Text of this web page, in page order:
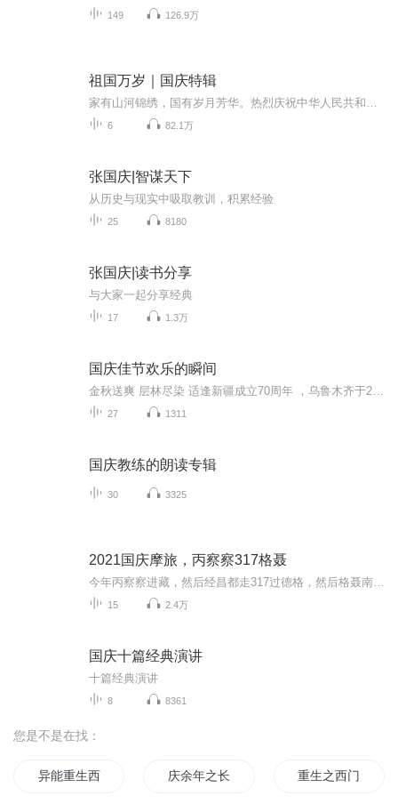
149 126.9万
祖国万岁｜国庆特辑
6 82.1万
张国庆|智谋天下
从历史与现实中吸取教训，积累经验
25 8180
张国庆|读书分享
与大家一起分享经典
17 1.3万
国庆佳节欢乐的瞬间
27 1311
国庆教练的朗读专辑
30 3325
2021国庆摩旅，丙察察317格聂
15 2.4万
国庆十篇经典演讲
十篇经典演讲
8 8361
您是不是在找：
异能重生西门庆 庆余年之长歌行 重生之西门庆